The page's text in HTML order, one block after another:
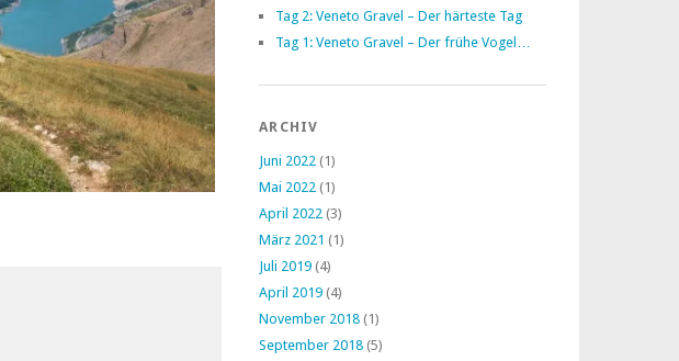
Tag 2: Veneto Gravel – Der härteste Tag
Tag 1: Veneto Gravel – Der frühe Vogel…
ARCHIV
Juni 2022 (1)
Mai 2022 (1)
April 2022 (3)
März 2021 (1)
Juli 2019 (4)
April 2019 (4)
November 2018 (1)
September 2018 (5)